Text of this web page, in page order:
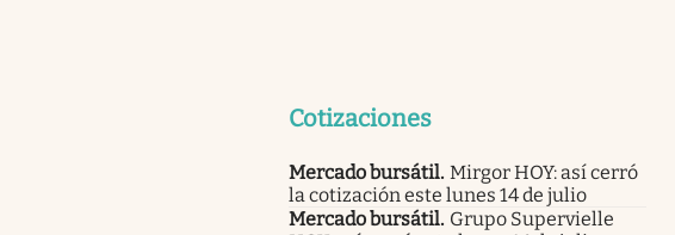
Cotizaciones
Mercado bursátil. Mirgor HOY: así cerró
la cotización este lunes 14 de julio
Mercado bursátil. Grupo Supervielle